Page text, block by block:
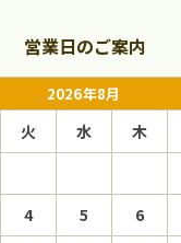
営業日のご案内
2026年8月
火 水 木
4 5 6